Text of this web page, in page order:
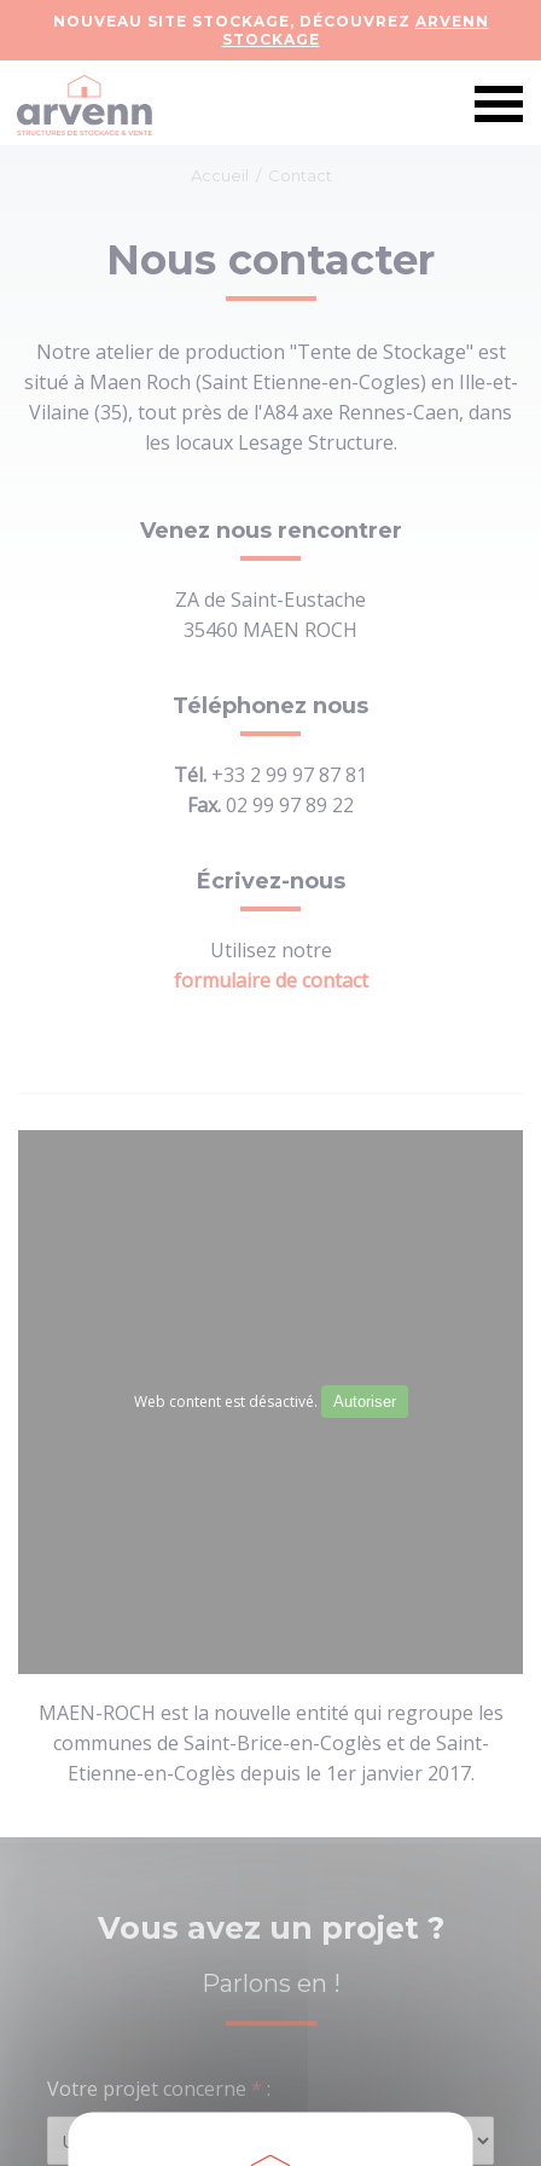
NOUVEAU SITE STOCKAGE, DÉCOUVREZ ARVENN
STOCKAGE
Accueil / Contact
Nous contacter
Notre atelier de production "Tente de Stockage" est
situé à Maen Roch (Saint Etienne-en-Cogles) en Ille-et-
Vilaine (35), tout près de l'A84 axe Rennes-Caen, dans
les locaux Lesage Structure.
Venez nous rencontrer
ZA de Saint-Eustache
35460 MAEN ROCH
Téléphonez nous
Tél. +33 2 99 97 87 81
Fax.02 99 97 89 22
Écrivez-nous
Utilisez notre
formulaire de contact
Web content est désactivé. Autoriser
MAEN-ROCH est la nouvelle entité qui regroupe les
communes de Saint-Brice-en-Coglès et de Saint-
Etienne-en-Coglès depuis le 1er janvier 2017.
Vous avez un projet ?
Parlons en !
Votre projet concerne * :